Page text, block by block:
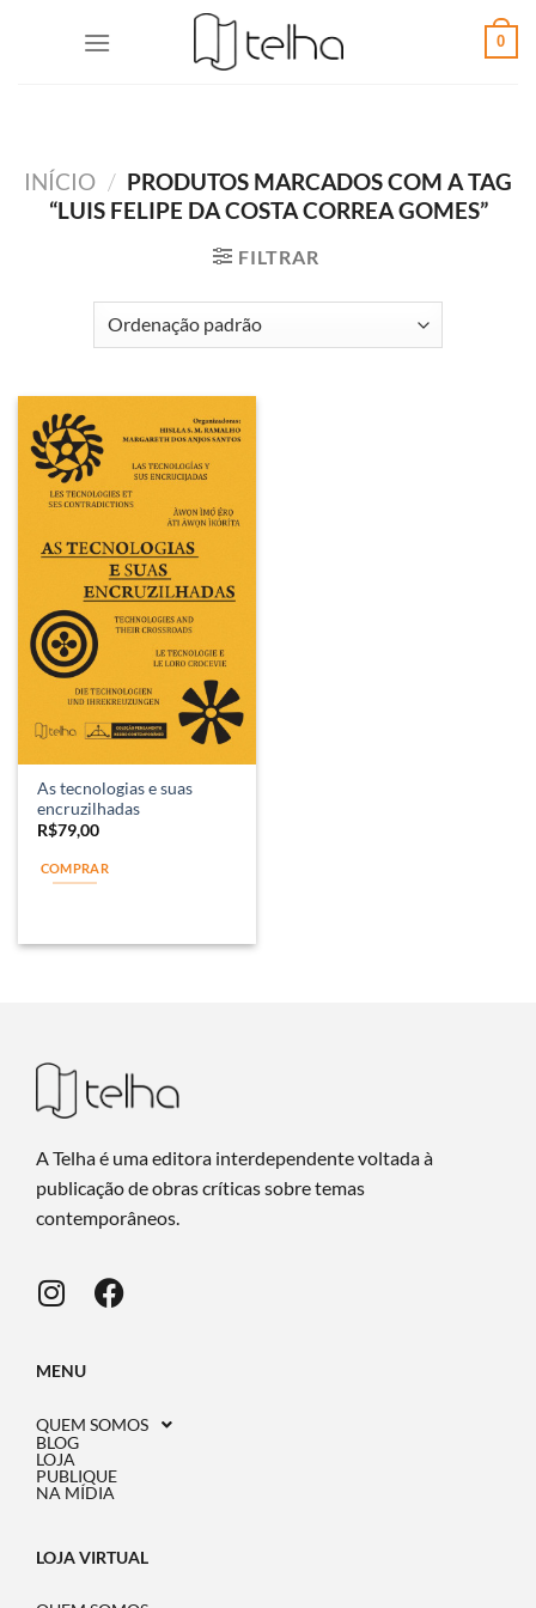
0
INÍCIO / PRODUTOS MARCADOS COM A TAG
“LUIS FELIPE DA COSTA CORREA GOMES”
FILTRAR
As tecnologias e suas
encruzilhadas
R$79,00
COMPRAR
A Telha é uma editora interdependente voltada à
publicação de obras críticas sobre temas
contemporâneos.
MENU
QUEM SOMOS
BLOG
LOJA
PUBLIQUE
NA MÍDIA
LOJA VIRTUAL